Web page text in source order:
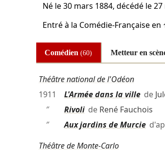
Né le30 mars 1884, décédé le27
Entré à la Comédie-Française
Comédien(60) Metteur en
Théâtre national de l'Odéon
1911
L'Armée dans la villede
″
Rivolide René Fauchois
″
Aux jardins de Murcie
Théâtre de Monte-Carlo